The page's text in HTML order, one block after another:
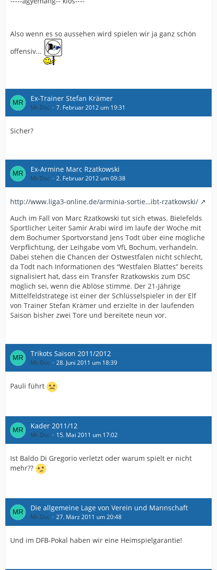
Also wenn es so aussehen wird spielen wir ja ganz schön
offensiv...
Ex-Trainer Stefan Krämer
Mr.Dsc 7. Februar 2012 um 19:31
Sicher?
Ex-Armine Marc Rzatkowski
Mr.Dsc 2. Februar 2012 um 09:38
http://www.liga3-online.de/arminia-sortie…ibt-rzatkowski/
Auch im Fall von Marc Rzatkowski tut sich etwas. Bielefelds
Sportlicher Leiter Samir Arabi wird im laufe der Woche mit
dem Bochumer Sportvorstand Jens Todt über eine mögliche
Verpflichtung, der Leihgabe vom VfL Bochum, verhandeln.
Dabei stehen die Chancen der Ostwestfalen nicht schlecht,
da Todt nach Informationen des “Westfalen Blattes” bereits
signalisiert hat, dass ein Transfer Rzatkowskis zum DSC
möglich sei, wenn die Ablöse stimme. Der 21-Jährige
Mittelfeldstratege ist einer der Schlüsselspieler in der Elf
von Trainer Stefan Krämer und erzielte in der laufenden
Saison bisher zwei Tore und bereitete neun vor.
Trikots Saison 2011/2012
Mr.Dsc 28. Juni 2011 um 18:39
Pauli führt
Kader 2011/12
Mr.Dsc 15. Mai 2011 um 17:02
Ist Baldo Di Gregorio verletzt oder warum spielt er nicht
mehr??
Die allgemeine Lage von Verein und Mannschaft
Mr.Dsc 27. März 2011 um 20:48
Und im DFB-Pokal haben wir eine Heimspielgarantie!